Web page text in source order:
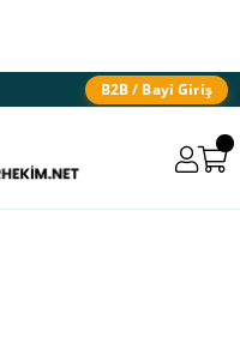
B2B / Bayi Giriş